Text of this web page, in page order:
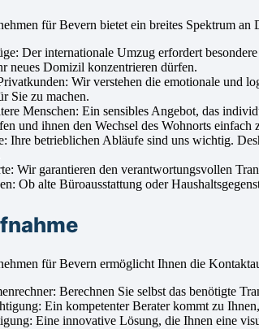
für Bevern bietet ein breites Spektrum
Der internationale Umzug erfordert
neues Domizil konzentrieren dürfen.
Wir verstehen die emotionale und
Sie zu machen.
Menschen: Ein sensibles Angebot, das
und ihnen den Wechsel des Wohnorts einfach
Ihre betrieblichen Abläufe sind uns wichtig.
Wir garantieren den verantwortungsvollen
Ob alte Büroausstattung oder
für Bevern ermöglicht Ihnen die
Berechnen Sie selbst das benötigte
Ein kompetenter Berater kommt zu
Eine innovative Lösung, die Ihnen eine